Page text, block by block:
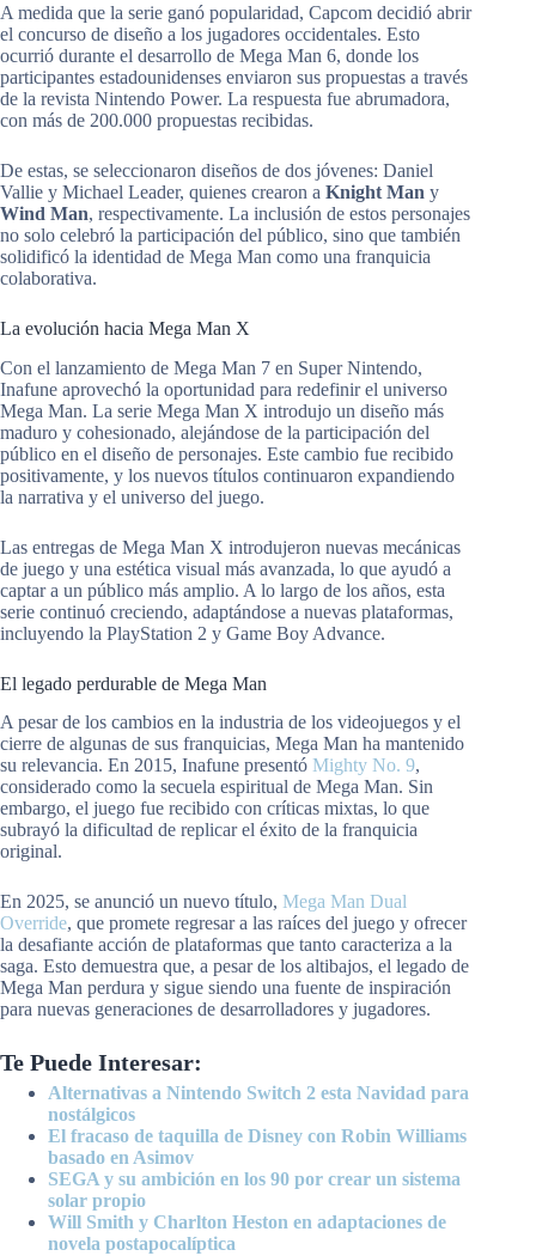
A medida que la serie ganó popularidad, Capcom decidió abrir
el concurso de diseño a los jugadores occidentales. Esto
ocurrió durante el desarrollo de Mega Man 6, donde los
participantes estadounidenses enviaron sus propuestas a través
de la revista Nintendo Power. La respuesta fue abrumadora,
con más de 200.000 propuestas recibidas.
De estas, se seleccionaron diseños de dos jóvenes: Daniel
Vallie y Michael Leader, quienes crearon a Knight Man y
Wind Man, respectivamente. La inclusión de estos personajes
no solo celebró la participación del público, sino que también
solidificó la identidad de Mega Man como una franquicia
colaborativa.
La evolución hacia Mega Man X
Con el lanzamiento de Mega Man 7 en Super Nintendo,
Inafune aprovechó la oportunidad para redefinir el universo
Mega Man. La serie Mega Man X introdujo un diseño más
maduro y cohesionado, alejándose de la participación del
público en el diseño de personajes. Este cambio fue recibido
positivamente, y los nuevos títulos continuaron expandiendo
la narrativa y el universo del juego.
Las entregas de Mega Man X introdujeron nuevas mecánicas
de juego y una estética visual más avanzada, lo que ayudó a
captar a un público más amplio. A lo largo de los años, esta
serie continuó creciendo, adaptándose a nuevas plataformas,
incluyendo la PlayStation 2 y Game Boy Advance.
El legado perdurable de Mega Man
A pesar de los cambios en la industria de los videojuegos y el
cierre de algunas de sus franquicias, Mega Man ha mantenido
su relevancia. En 2015, Inafune presentó Mighty No. 9,
considerado como la secuela espiritual de Mega Man. Sin
embargo, el juego fue recibido con críticas mixtas, lo que
subrayó la dificultad de replicar el éxito de la franquicia
original.
En 2025, se anunció un nuevo título, Mega Man Dual
Override, que promete regresar a las raíces del juego y ofrecer
la desafiante acción de plataformas que tanto caracteriza a la
saga. Esto demuestra que, a pesar de los altibajos, el legado de
Mega Man perdura y sigue siendo una fuente de inspiración
para nuevas generaciones de desarrolladores y jugadores.
Te Puede Interesar:
Alternativas a Nintendo Switch 2 esta Navidad para
nostálgicos
El fracaso de taquilla de Disney con Robin Williams
basado en Asimov
SEGA y su ambición en los 90 por crear un sistema
solar propio
Will Smith y Charlton Heston en adaptaciones de
novela postapocalíptica